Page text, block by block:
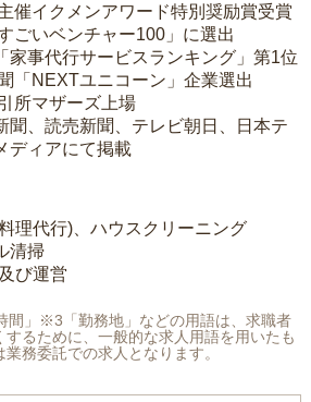
イクメンアワード特別奨励賞受賞
いベンチャー100」に選出
事代行サービスランキング」第1位
NEXTユニコーン」企業選出
所マザーズ上場
聞、読売新聞、テレビ朝日、日本テ
ディアにて掲載
理代行)、ハウスクリーニング
清掃
び運営
間」※3「勤務地」などの用語は、求職者
するために、一般的な求人用語を用いたも
務委託での求人となります。